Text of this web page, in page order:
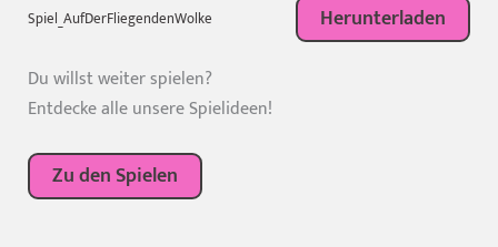
Spiel_AufDerFliegendenWolke Herunterladen
Du willst weiter spielen?
Entdecke alle unsere Spielideen!
Zu den Spielen